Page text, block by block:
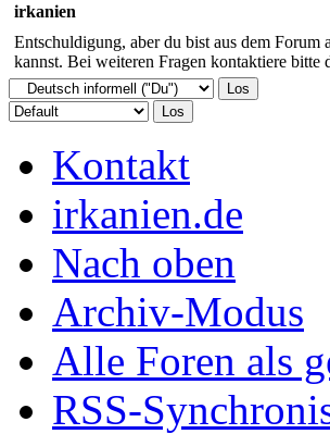
irkanien
Entschuldigung, aber du bist aus dem Forum
kannst. Bei weiteren Fragen kontaktiere bitte
Kontakt
irkanien.de
Nach oben
Archiv-Modus
Alle Foren als
RSS-